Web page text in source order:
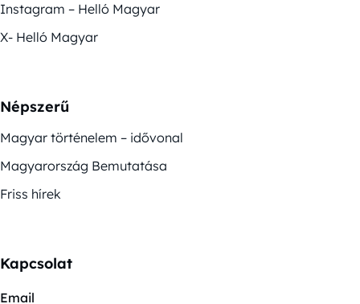
Instagram – Helló Magyar
X- Helló Magyar
Népszerű
Magyar történelem – idővonal
Magyarország Bemutatása
Friss hírek
Kapcsolat
Email